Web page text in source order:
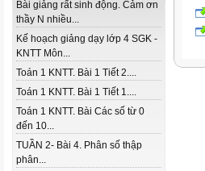
Bài giảng rất sinh động. Cảm ơn
thầy N nhiều...
Kế hoạch giảng dạy lớp 4 SGK -
KNTT Môn...
Toán 1 KNTT. Bài 1 Tiết 2....
Toán 1 KNTT. Bài 1 Tiết 1....
Toán 1 KNTT. Bài Các số từ 0
đến 10...
TUẦN 2- Bài 4. Phân số thập
phân...